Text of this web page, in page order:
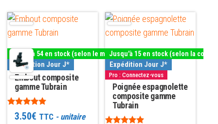
Jusqu'à 54 en stock (selon le modèle)
Expédition Jour J*
Embout composite
gamme Tubrain
Note
5.00
3.50€ TTC - unitaire
Ce
produit
plusieurs
variations.
Les
options
peuvent
Jusqu'à 15 en stock (selon la
Expédition Jour J*
Pro : Connectez-vous
Poignée espagnolette
composite gamme
Tubrain
Ce
produit
plusieurs
variations.
Les
options
peuvent